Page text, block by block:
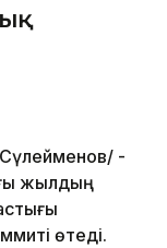
Сүлейменов/ -
жылдың
өтеді.